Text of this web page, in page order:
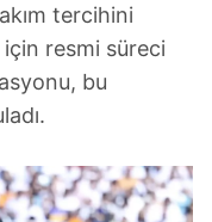
tercihini
resmi süreci
bu